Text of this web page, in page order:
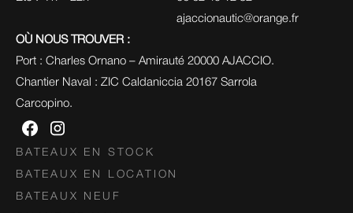
ajaccionautic@orange.fr
OÙ NOUS TROUVER :
Port : Charles Ornano – Amirauté 20000 AJACCIO.
Chantier Naval : ZIC Caldaniccia 20167 Sarrola
Carcopino.
BATEAUX EN STOCK
BATEAUX EN LOCATION
BATEAUX NEUF